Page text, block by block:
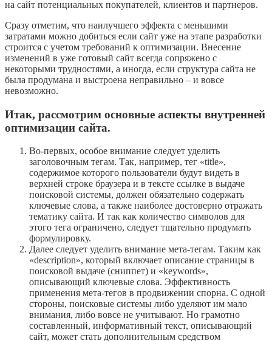
на сайт потенциальных покупателей, клиентов и партнеров.
Сразу отметим, что наилучшего эффекта с меньшими
затратами можно добиться если сайт уже на этапе разработки
строится с учетом требований к оптимизации. Внесение
изменений в уже готовый сайт всегда сопряжено с
некоторыми трудностями, а иногда, если структура сайта не
была продумана и выстроена неправильно – и вовсе
невозможно.
Итак, рассмотрим основные аспекты внутренней
оптимизации сайта.
Во-первых, особое внимание следует уделить
заголовочным тегам. Так, например, тег «title»,
содержимое которого пользователи будут видеть в
верхней строке браузера и в тексте ссылке в выдаче
поисковой системы, должен обязательно содержать
ключевые слова, а также наиболее достоверно отражать
тематику сайта. И так как количество символов для
этого тега ограничено, следует тщательно продумать
формулировку.
Далее следует уделить внимание мета-тегам. Таким как
«description», который включает описание страницы в
поисковой выдаче (сниппет) и «keywords»,
описывающий ключевые слова. Эффективность
применения мета-тегов в продвижении спорна. С одной
стороны, поисковые системы либо уделяют им мало
внимания, либо вовсе не учитывают. Но грамотно
составленный, информативный текст, описывающий
сайт, может стать дополнительным средством